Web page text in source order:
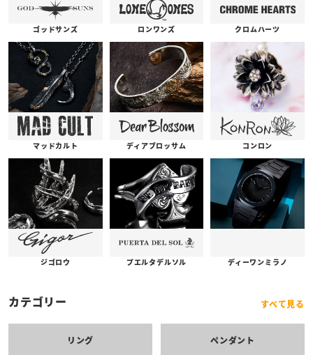
ゴッドサンズ ロンワンズ クロムハーツ
マッドカルト ディアブロッサム コンロン
ジゴロウ プエルタデルソル ディーワンミラノ
カテゴリー すべて見る
リング ペンダント